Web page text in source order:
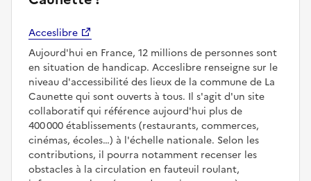
Acceslibre
Aujourd'hui en France, 12 millions de personnes sont
en situation de handicap. Acceslibre renseigne sur le
niveau d'accessibilité des lieux de la commune de La
Caunette qui sont ouverts à tous. Il s'agit d'un site
collaboratif qui référence aujourd'hui plus de
400 000 établissements (restaurants, commerces,
cinémas, écoles…) à l'échelle nationale. Selon les
contributions, il pourra notamment recenser les
obstacles à la circulation en fauteuil roulant,